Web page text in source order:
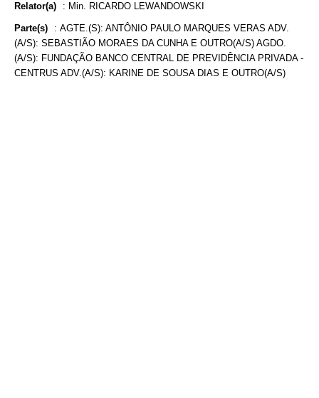
Relator(a) : Min. RICARDO LEWANDOWSKI
Parte(s) : AGTE.(S): ANTÔNIO PAULO MARQUES VERAS ADV.
(A/S): SEBASTIÃO MORAES DA CUNHA E OUTRO(A/S) AGDO.
(A/S): FUNDAÇÃO BANCO CENTRAL DE PREVIDÊNCIA PRIVADA -
CENTRUS ADV.(A/S): KARINE DE SOUSA DIAS E OUTRO(A/S)